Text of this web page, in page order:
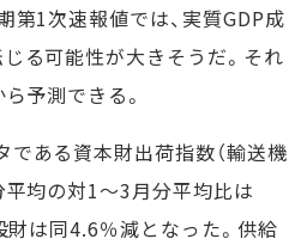
第1次速報値では、実質GDP成
る可能性が大きそうだ。それ
予測できる。
ある資本財出荷指数（輸送機
平均の対1～3月分平均比は
は同4.6％減となった。供給